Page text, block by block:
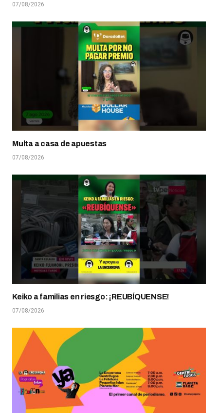
07/08/2026
Multa a casa de apuestas
07/08/2026
Keiko a familias en riesgo: ¡REUBÍQUENSE!
07/08/2026